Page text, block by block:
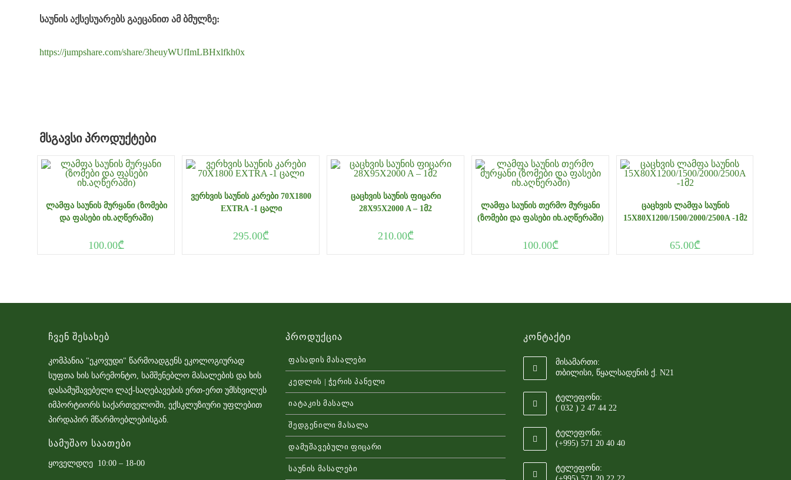
საუნის აქსესუარებს გაეცანით ამ ბმულზე:
https://jumpshare.com/share/3heuyWUfImLBHxlfkh0x
ᲛᲡᲒᲐᲕᲡᲘ ᲞᲠᲝᲓᲣᲥᲢᲔᲑᲘ
ᲚᲐᲛᲤᲐ ᲡᲐᲣᲜᲘᲡ ᲛᲣᲠᲧᲐᲜᲘ (ᲖᲝᲛᲔᲑᲘ
ᲓᲐ ᲤᲐᲡᲔᲑᲘ ᲘᲮ.ᲐᲦᲬᲔᲠᲐᲨᲘ)
100.00₾
ᲕᲔᲠᲮᲕᲘᲡ ᲡᲐᲣᲜᲘᲡ ᲙᲐᲠᲔᲑᲘ 70X1800
EXTRA -1 ᲪᲐᲚᲘ
295.00₾
ᲪᲐᲪᲮᲕᲘᲡ ᲡᲐᲣᲜᲘᲡ ᲤᲘᲪᲐᲠᲘ
28X95X2000 A – 1Მ2
210.00₾
ᲚᲐᲛᲤᲐ ᲡᲐᲣᲜᲘᲡ ᲗᲔᲠᲛᲝ ᲛᲣᲠᲧᲐᲜᲘ
(ᲖᲝᲛᲔᲑᲘ ᲓᲐ ᲤᲐᲡᲔᲑᲘ ᲘᲮ.ᲐᲦᲬᲔᲠᲐᲨᲘ)
100.00₾
ᲪᲐᲪᲮᲕᲘᲡ ᲚᲐᲛᲤᲐ ᲡᲐᲣᲜᲘᲡ
15X80X1200/1500/2000/2500A -1Მ2
65.00₾
Ჩვენ Შესახებ
კომპანია "ეკოვუდი" წარმოადგენს ეკოლოგიურად
სუფთა ხის სარემონტო, სამშენებლო მასალების და ხის
დასამუშავებელი ლაქ-საღებავების ერთ-ერთ უმსხვილეს
იმპორტიორს საქართველოში, ექსკლუზიური უფლებით
პირდაპირ მწარმოებლებისგან.
Სამუშაო Საათები
ყოველდღე 10:00 – 18-00
Პროდუქცია
ფასადის მასალები
კედლის | ჭერის პანელი
იატაკის მასალა
შედგენილი მასალა
დამუშავებული ფიცარი
საუნის მასალები
Კონტაქტი
მისამართი:
თბილისი, წყალსადენის ქ. N21
ტელეფონი:
( 032 ) 2 47 44 22
ტელეფონი:
(+995) 571 20 40 40
ტელეფონი: